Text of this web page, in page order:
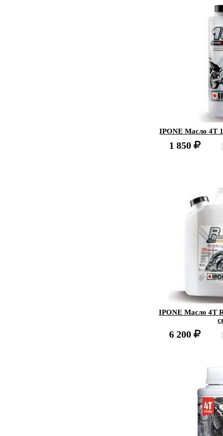
IPONE Масло 4Т
1 850
IPONE Масло 4Т
6 200